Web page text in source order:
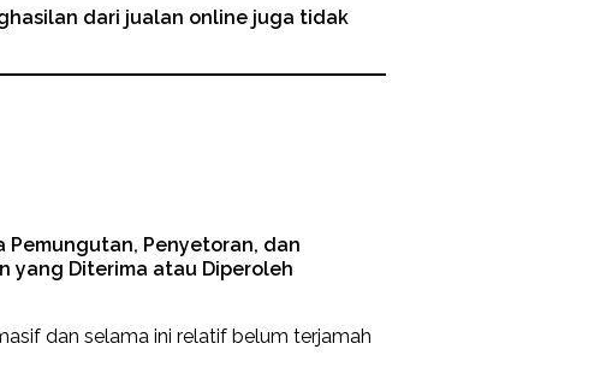
dari jualan online juga tidak
Pemungutan, Penyetoran, dan
yang Diterima atau Diperoleh
dan selama ini relatif belum terjamah